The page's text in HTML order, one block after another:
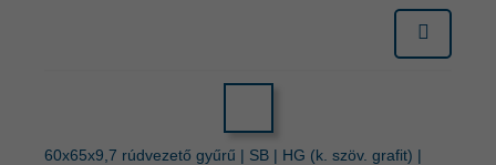
60x65x9,7 rúdvezető gyűrű | SB | HG (k. szöv. grafit) |